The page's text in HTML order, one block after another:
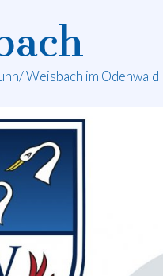
Weisbach im Odenwald